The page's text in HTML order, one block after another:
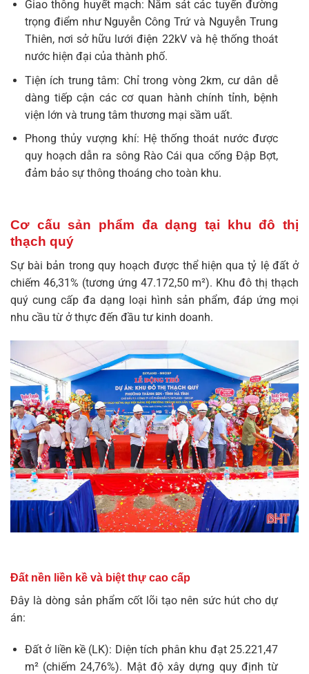
Giao thông huyết mạch: Nằm sát các tuyến đường
trọng điểm như Nguyễn Công Trứ và Nguyễn Trung
Thiên, nơi sở hữu lưới điện 22kV và hệ thống thoát
nước hiện đại của thành phố.
Tiện ích trung tâm: Chỉ trong vòng 2km, cư dân dễ
dàng tiếp cận các cơ quan hành chính tỉnh, bệnh
viện lớn và trung tâm thương mại sầm uất.
Phong thủy vượng khí: Hệ thống thoát nước được
quy hoạch dẫn ra sông Rào Cái qua cống Đập Bợt,
đảm bảo sự thông thoáng cho toàn khu.
Cơ cấu sản phẩm đa dạng tại khu đô thị
thạch quý
Sự bài bản trong quy hoạch được thể hiện qua tỷ lệ đất ở
chiếm 46,31% (tương ứng 47.172,50 m²). Khu đô thị thạch
quý cung cấp đa dạng loại hình sản phẩm, đáp ứng mọi
nhu cầu từ ở thực đến đầu tư kinh doanh.
Đất nền liền kề và biệt thự cao cấp
Đây là dòng sản phẩm cốt lõi tạo nên sức hút cho dự
án:
Đất ở liền kề (LK): Diện tích phân khu đạt 25.221,47
m² (chiếm 24,76%). Mật độ xây dựng quy định từ